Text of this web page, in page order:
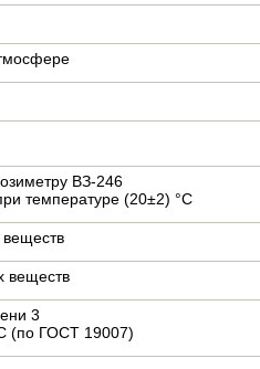
ВЗ-246
температуре (20±2) °С
веществ
3
(по ГОСТ 19007)